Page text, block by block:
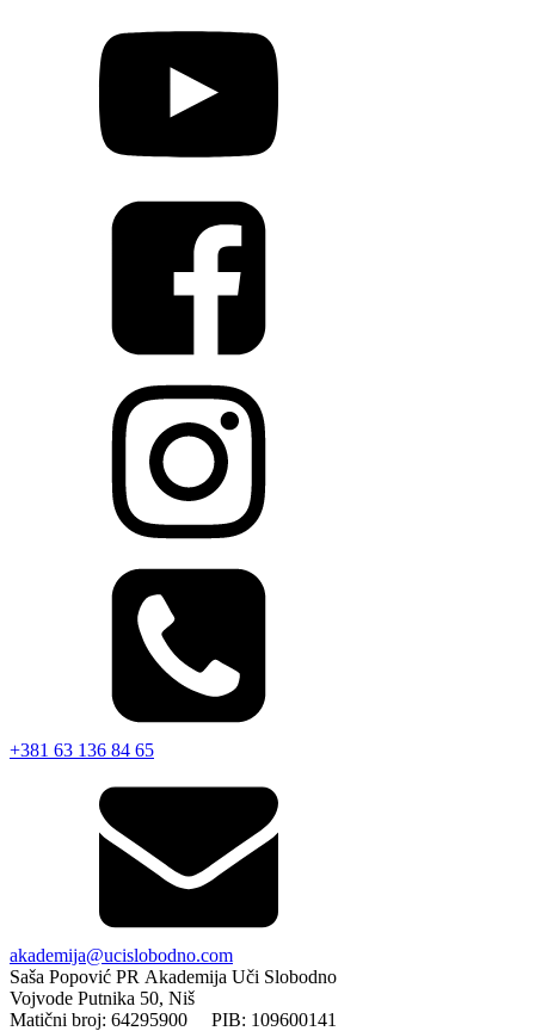
+381 63 136 84 65
akademija@ucislobodno.com
Saša Popović PR Akademija Uči Slobodno
Vojvode Putnika 50, Niš
Matični broj: 64295900 PIB: 109600141